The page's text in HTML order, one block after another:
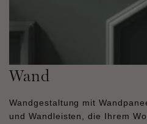
Wand
Wandgestaltung mit
und Wandleisten, die Ihrem